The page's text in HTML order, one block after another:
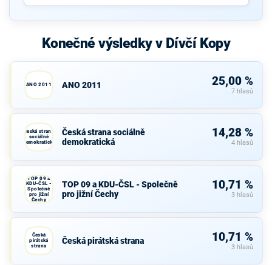
Konečné výsledky v Dívčí Kopy
ANO 2011 ANO 2011 25,00 %
7 hlasů
Česká strana
sociálně
demokratická
Česká strana sociálně
demokratická
14,28 %
4 hlasů
TOP 09 a
KDU-ČSL -
Společně
pro jižní
Čechy
TOP 09 a KDU-ČSL - Společně
pro jižní Čechy
10,71 %
3 hlasů
Česká
pirátská
strana
Česká pirátská strana 10,71 %
3 hlasů